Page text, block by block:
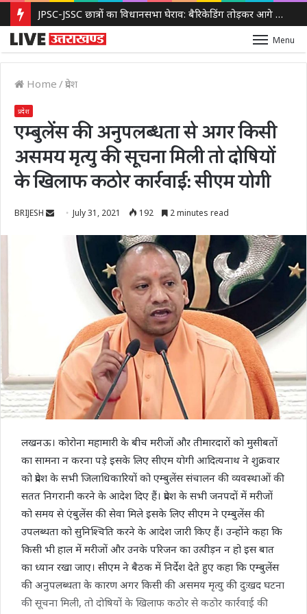
JPSC-JSSC छात्रों का विधानसभा घेराव: बैरिकेडिंग तोड़कर आगे बढ़े प्रदर्शनकारी, पुलिस ने किया लाठीचार्ज और आंसू गैस का इस्तेमाल
Menu
Home /प्रदेश
प्रदेश
एम्बुलेंस की अनुपलब्धता से अगर किसी
असमय मृत्यु की सूचना मिली तो दोषियों
के खिलाफ कठोर कार्रवाई: सीएम योगी
BRIJESH
SendJuly 31, 2021 192 2 minutes read
लखनऊ। कोरोना महामारी के बीच मरीजों और तीमारदारों को मुसीबतों
का सामना न करना पड़े इसके लिए सीएम योगी आदित्‍यनाथ ने शुक्रवार
को प्रदेश के सभी जिलाधिकारियों को एम्बुलेंस संचालन की व्यवस्थाओं की
सतत निगरानी करने के आदेश दिए हैं। प्रदेश के सभी जनपदों में मरीजों
को समय से एंबुलेंस की सेवा मिले इसके लिए सीएम ने एम्बुलेंस की
उपलब्धता को सुनिश्चिति करने के आदेश जारी किए हैं। उन्‍होंने कहा कि
किसी भी हाल में मरीजों और उनके परिजन का उत्पीड़न न हो इस बात
का ध्‍यान रखा जाए। सीएम ने बैठक में निर्देश देते हुए कहा कि एम्बुलेंस
की अनुपलब्धता के कारण अगर किसी की असमय मृत्यु की दुःखद घटना
की सूचना मिली, तो दोषियों के खिलाफ कठोर से कठोर कार्रवाई की